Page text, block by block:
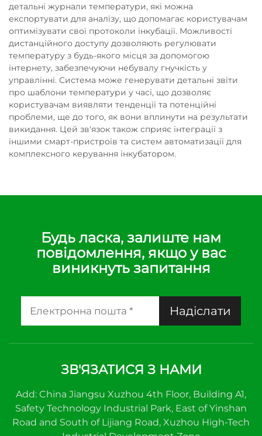
детальні журнали температури, які можна
експортувати для аналізу, що допомагає користувачам
оптимізувати свої протоколи інкубації. Можливості
дистанційного доступу дозволяють регулювати
температуру з будь-якого місця за допомогою
інтернету, забезпечуючи небувалу гнучкість у
управлінні. Система може генерувати детальні звіти
про шаблони температури у часі, що дозволяє
користувачам виявляти тенденції та потенційні
проблеми, ще до того, як вони вплинути на результати
викидання. Цей зв'язок також сприяє інтеграції з
іншими смарт-пристроїв та систем автоматизації для
комплексного керування інкубатором.
Будь ласка, залиште нам
повідомлення, якщо у вас
виникнуть запитання
Надіслати
ЗВ'ЯЗАТИСЯ З НАМИ
Add: China Jiangsu Xuzhou 4th Floor, Building A1,
Safety Technology Industrial Park, East of Yinshan
Road and South of Lijiang Road, Xuzhou High-Tech